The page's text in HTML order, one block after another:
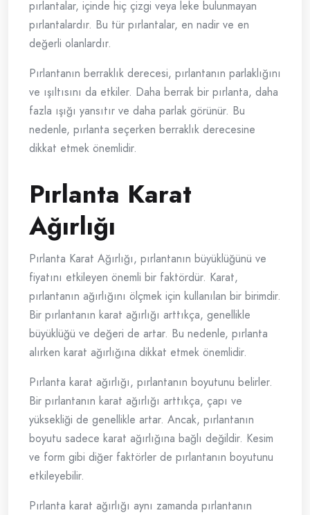
pırlantalar, içinde hiç çizgi veya leke bulunmayan
pırlantalardır. Bu tür pırlantalar, en nadir ve en
değerli olanlardır.
Pırlantanın berraklık derecesi, pırlantanın parlaklığını
ve ışıltısını da etkiler. Daha berrak bir pırlanta, daha
fazla ışığı yansıtır ve daha parlak görünür. Bu
nedenle, pırlanta seçerken berraklık derecesine
dikkat etmek önemlidir.
Pırlanta Karat
Ağırlığı
Pırlanta Karat Ağırlığı, pırlantanın büyüklüğünü ve
fiyatını etkileyen önemli bir faktördür. Karat,
pırlantanın ağırlığını ölçmek için kullanılan bir birimdir.
Bir pırlantanın karat ağırlığı arttıkça, genellikle
büyüklüğü ve değeri de artar. Bu nedenle, pırlanta
alırken karat ağırlığına dikkat etmek önemlidir.
Pırlanta karat ağırlığı, pırlantanın boyutunu belirler.
Bir pırlantanın karat ağırlığı arttıkça, çapı ve
yüksekliği de genellikle artar. Ancak, pırlantanın
boyutu sadece karat ağırlığına bağlı değildir. Kesim
ve form gibi diğer faktörler de pırlantanın boyutunu
etkileyebilir.
Pırlanta karat ağırlığı aynı zamanda pırlantanın